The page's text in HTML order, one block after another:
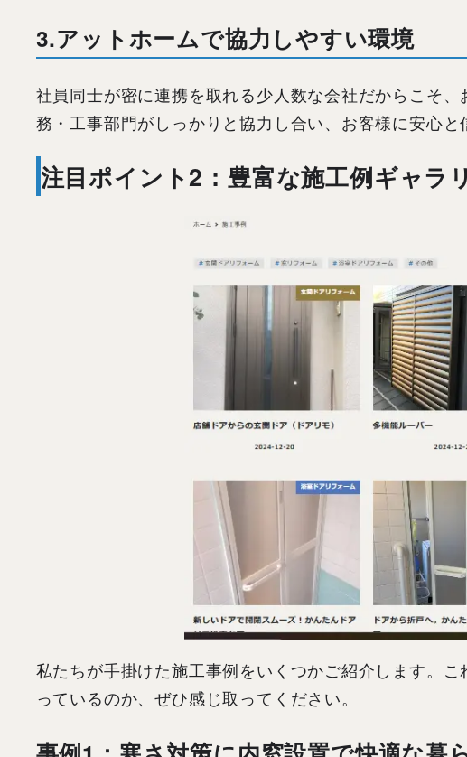
3.アットホームで協力しやすい環境
社員同士が密に連携を取れる少人数な会社だからこそ
務・工事部門がしっかりと協力し合い、お客様に安心と
注目ポイント2 ：豊富な施工例ギャラ
私たちが手掛けた施工事例をいくつかご紹介します。
っているのか、ぜひ感じ取ってください。